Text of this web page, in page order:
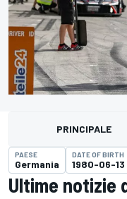
PRINCIPALE
PAESE
Germania
DATE OF BIRTH
1980-06-13
Ultime notizie